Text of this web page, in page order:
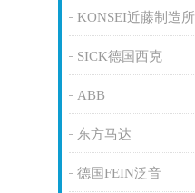
KONSEI近藤制造所
SICK德国西克
ABB
东方马达
德国FEIN泛音